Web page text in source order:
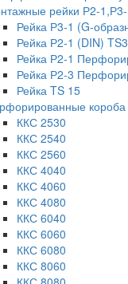
рейки Р2-
Рейка Р3-1 (G-
Рейка Р2-1 (DIN)
Рейка Р2-1
Рейка Р2-3
Рейка TS 15
короба
ККС 2530
ККС 2540
ККС 2560
ККС 4040
ККС 4060
ККС 4080
ККС 6040
ККС 6060
ККС 6080
ККС 8060